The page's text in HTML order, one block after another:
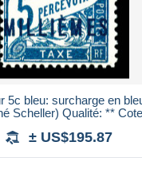
5c bleu: surcharge en
Scheller) Qualité: **
± US$195.87